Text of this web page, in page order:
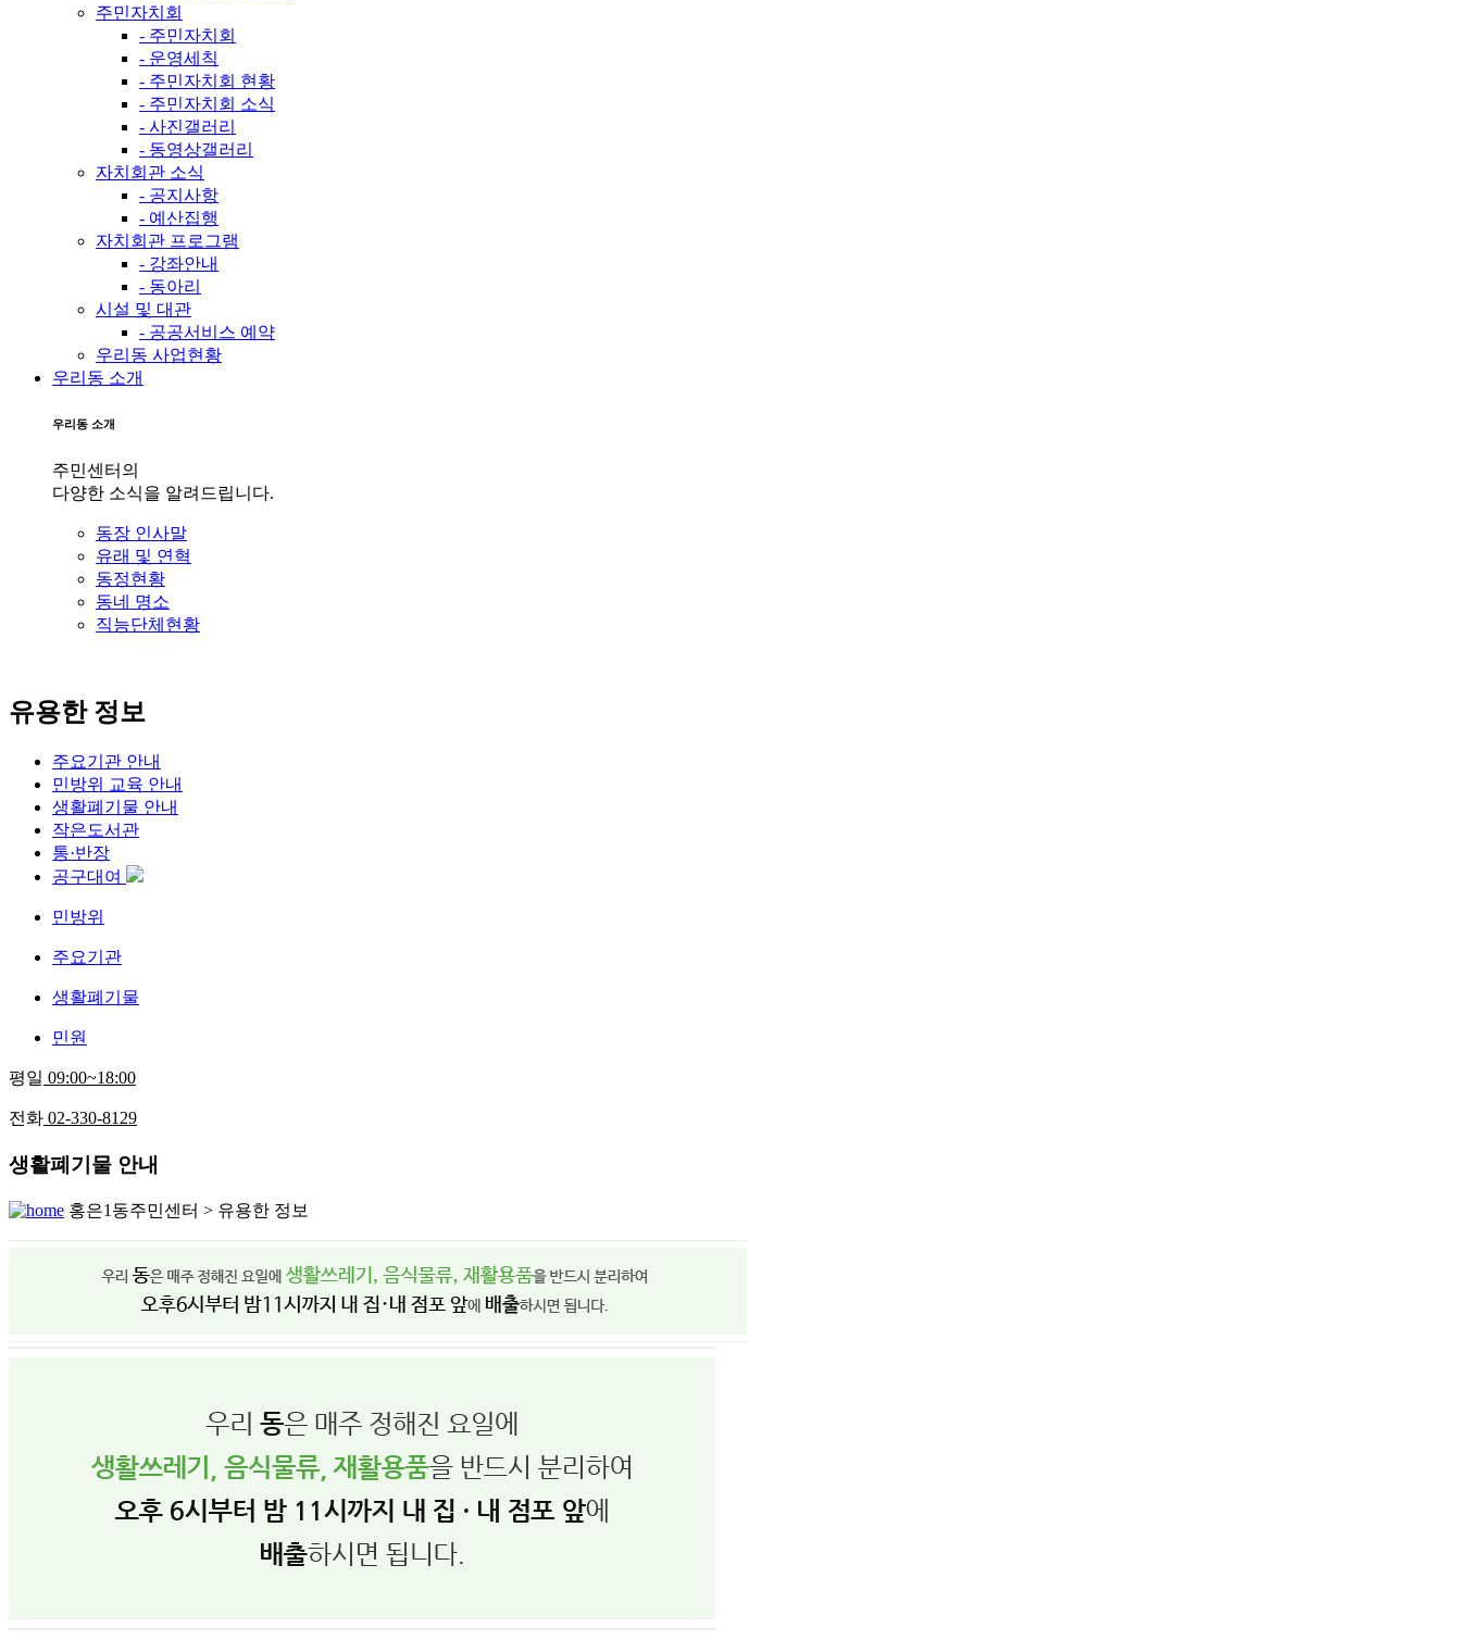
주민자치회
- 주민자치회
- 운영세칙
- 주민자치회 현황
- 주민자치회 소식
- 사진갤러리
- 동영상갤러리
자치회관 소식
- 공지사항
- 예산집행
자치회관 프로그램
- 강좌안내
- 동아리
시설 및 대관
- 공공서비스 예약
우리동 사업현황
우리동 소개
우리동 소개
주민센터의
다양한 소식을 알려드립니다.
동장 인사말
유래 및 연혁
동정현황
동네 명소
직능단체현황
유용한 정보
주요기관 안내
민방위 교육 안내
생활폐기물 안내
작은도서관
통·반장
공구대여
민방위
주요기관
생활폐기물
민원
평일 09:00~18:00
전화 02-330-8129
생활폐기물 안내
홍은1동주민센터 > 유용한 정보